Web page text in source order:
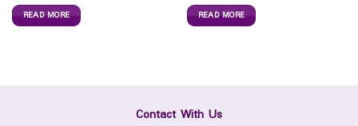
READ MORE READ MORE
Contact With Us